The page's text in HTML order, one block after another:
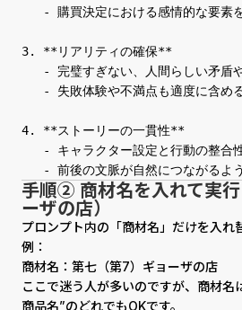
- 購買決定における感情的な要素
3. **リアリティの確保**
- 完璧すぎない、人間らしい矛盾
- 失敗体験や不満点も適度に含め
4. **ストーリーの一貫性**
- キャラクター設定と行動の整合
手順② 商材名を入れて実
ーザの店）
プロンプト内の「商材名」だけを入れ
例：
商材名：第七（第7）ギョーザの店
ここで迷う人が多いのですが、商材名
商品名”のどれでもOKです。